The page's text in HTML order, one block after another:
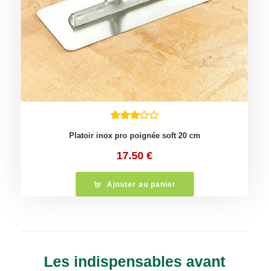
Platoir inox pro poignée soft 20 cm
17.50 €
Ajouter au panier
Les indispensables avant